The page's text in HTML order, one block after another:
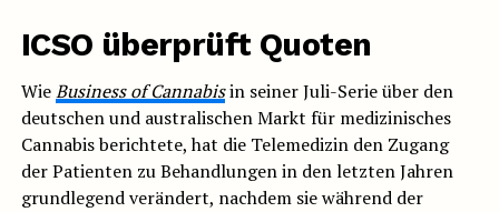
ICSO überprüft Quoten
WieBusiness of Cannabisin seiner Juli-Serie über den
deutschen und australischen Markt für medizinisches
Cannabis berichtete, hat die Telemedizin den Zugang
der Patienten zu Behandlungen in den letzten Jahren
grundlegend verändert, nachdem sie während der